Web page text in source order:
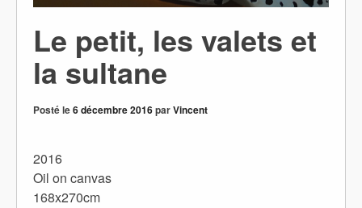
Le petit, les valets et
la sultane
Posté le6 décembre 2016parVincent
2016
Oil on canvas
168x270cm